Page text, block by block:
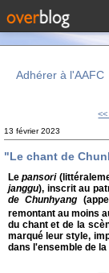
Adhérer à l'AAFC
13 février 2023
"Le chant de
Lepansori
janggu), inscrit au
de Chunhyang
remontant au moins
du chant et de la
marqué leur style,
dans l'ensemble de